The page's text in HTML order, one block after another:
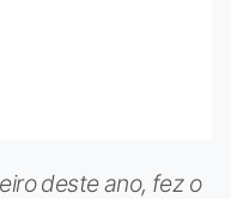
deste ano, fez o